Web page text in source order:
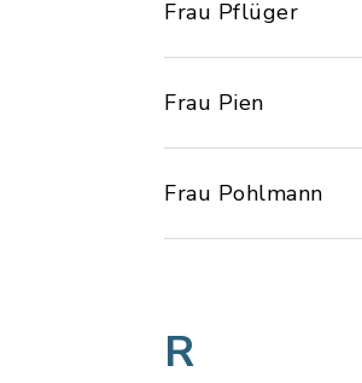
Frau Pflüger
Frau Pien
Frau Pohlmann
R